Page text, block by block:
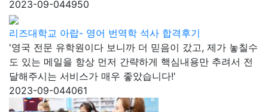
2023-09-044950
리즈대학교 아랍- 영어 번역학 석사 합격후기
'영국 전문 유학원이다 보니까 더 믿음이 갔고, 제가 놓칠수
도 있는 메일을 항상 먼저 간략하게 핵심내용만 추려서 전
달해주시는 서비스가 매우 좋았습니다!'
2023-09-044061